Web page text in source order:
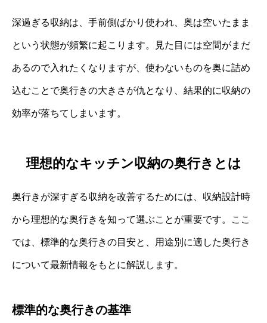
深過ぎる収納は、手前側ばかり使われ、奥は空いたまま
という状態が頻繁に起こります。見た目には空間がまだ
あるので入れたくなりますが、使わないものを奥に詰め
込むことで奥行きの大きさが仇となり、結果的に収納の
効率が落ちてしまいます。
理想的なキッチン収納の奥行きとは
奥行きが深すぎる収納を改善するためには、収納設計時
から理想的な奥行きを知って選ぶことが重要です。ここ
では、標準的な奥行きの目安と、用途別に適した奥行き
について最新情報をもとに解説します。
標準的な奥行きの基準